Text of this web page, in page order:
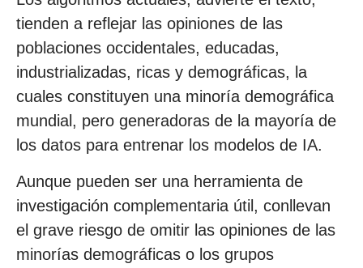
tienden a reflejar las opiniones de las
poblaciones occidentales, educadas,
industrializadas, ricas y demográficas, la
cuales constituyen una minoría demográfica
mundial, pero generadoras de la mayoría de
los datos para entrenar los modelos de IA.
Aunque pueden ser una herramienta de
investigación complementaria útil, conllevan
el grave riesgo de omitir las opiniones de las
minorías demográficas o los grupos